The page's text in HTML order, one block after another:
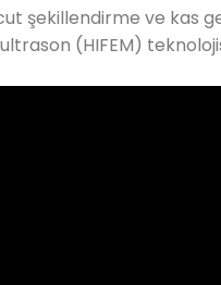
şekillendirme ve kas
(HIFEM)